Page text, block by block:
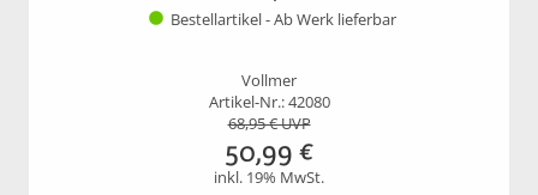
Bestellartikel - Ab Werk lieferbar
Vollmer
Artikel-Nr.: 42080
68,95€ UVP
50,99 €
inkl. 19% MwSt.